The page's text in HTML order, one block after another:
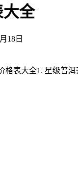
全
18日
表大全1. 星级普洱